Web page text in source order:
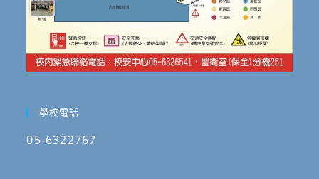
學校電話
05-6322767